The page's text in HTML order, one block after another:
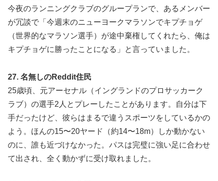
今夜のランニングクラブのグループランで、あるメンバー
が冗談で「今週末のニューヨークマラソンでキプチョゲ
（世界的なマラソン選手）が途中棄権してくれたら、俺は
キプチョゲに勝ったことになる」と言っていました。
27. 名無しのReddit住民
25歳頃、元アーセナル（イングランドのプロサッカーク
ラブ）の選手2人とプレーしたことがあります。自分は下
手だったけど、彼らはまるで違うスポーツをしているかの
よう。ほんの15〜20ヤード（約14〜18m）しか動かない
のに、誰も近づけなかった。パスは完璧に強い足に合わせ
て出され、全く動かずに受け取れました。